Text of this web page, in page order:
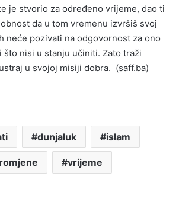
je stvorio za određeno vrijeme, dao ti
da u tom vremenu izvršiš svoj
neće pozivati na odgovornost za ono
što nisi u stanju učiniti. Zato traži
u svojoj misiji dobra. (saff.ba)
dunjaluk islam
vrijeme